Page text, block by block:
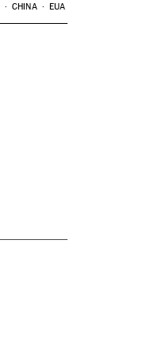
CHINA EUA